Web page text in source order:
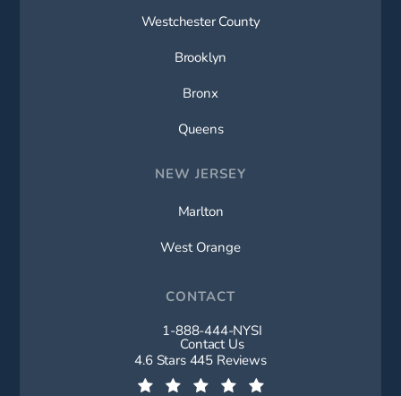
Westchester County
Brooklyn
Bronx
Queens
NEW JERSEY
Marlton
West Orange
CONTACT
Call New York Spine Institute on
1-888-444-NYSI
Contact Us
New York Spine Institute reviews:
4.6 Stars 445 Reviews